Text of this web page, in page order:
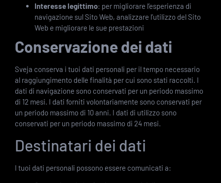
Interesse legittimo: per migliorare l’esperienza di
navigazione sul Sito Web, analizzare l’utilizzo del Sito
Web e migliorare le sue prestazioni
Conservazione dei dati
Sveja conserva i tuoi dati personali per il tempo necessario
al raggiungimento delle finalità per cui sono stati raccolti. I
dati di navigazione sono conservati per un periodo massimo
di 12 mesi. I dati forniti volontariamente sono conservati per
un periodo massimo di 10 anni. I dati di utilizzo sono
conservati per un periodo massimo di 24 mesi.
Destinatari dei dati
I tuoi dati personali possono essere comunicati a: